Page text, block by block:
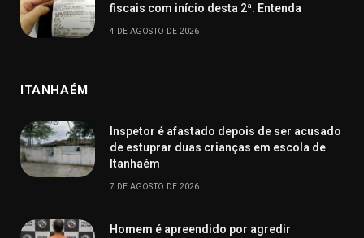
fiscais com início desta 2ª. Entenda
4 DE AGOSTO DE 2026
ITANHAÉM
Inspetor é afastado depois de ser acusado
de estuprar duas crianças em escola de
Itanhaém
7 DE AGOSTO DE 2026
Homem é apreendido por agredir